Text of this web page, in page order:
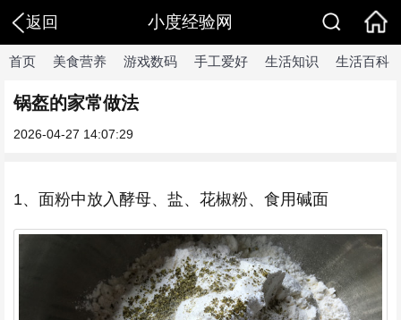
返回 小度经验网
首页 美食营养 游戏数码 手工爱好 生活知识 生活百科
锅盔的家常做法
2026-04-27 14:07:29
1、面粉中放入酵母、盐、花椒粉、食用碱面